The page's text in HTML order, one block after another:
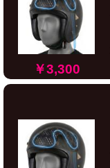
￥3,300